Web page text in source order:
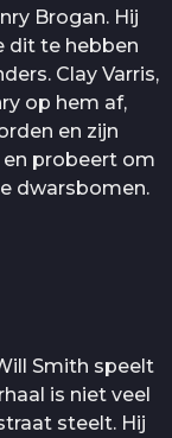
Brogan. Hij
dit te hebben
Clay Varris,
op hem af,
en zijn
probeert om
dwarsbomen.
Smith speelt
is niet veel
steelt. Hij